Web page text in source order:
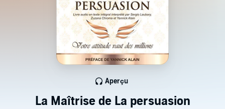
La Maîtrise de La persuasion
Aperçu